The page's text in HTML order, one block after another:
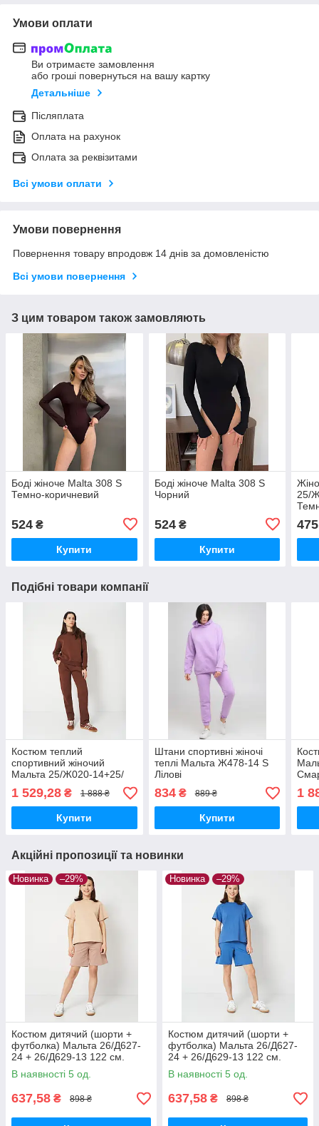
Умови оплати
Ви отримаєте замовлення
або гроші повернуться на вашу картку
Детальніше
Післяплата
Оплата на рахунок
Оплата за реквізитами
Всі умови оплати
Умови повернення
Повернення товару впродовж 14 днів за домовленістю
Всі умови повернення
З цим товаром також замовляють
Боді жіноче Мalta 308 S
Темно-коричневий
524 ₴
Купити
Боді жіноче Мalta 308 S
Чорний
524₴
Купити
25/
475
Подібні товари компанії
Костюм теплий
спортивний жіночий
Мальта 25/Ж020-14+25/
Ж607-14 Шоколадний S
1 529,28 ₴ 1 888 ₴
Купити
Штани спортивні жіночі
теплі Мальта Ж478-14 S
Лілові
834₴ 889 ₴
Купити
1
Акційні пропозиції та новинки
Новинка –29%
Костюм дитячий (шорти +
футболка) Мальта 26/Д627-
24 + 26/Д629-13 122 см.
Бежевий
В наявності 5 од.
637,58 ₴ 898 ₴
Новинка –29%
Костюм дитячий (шорти +
футболка) Мальта 26/Д627-
24 + 26/Д629-13 122 см.
синій
В наявності 5 од.
637,58 ₴ 898 ₴